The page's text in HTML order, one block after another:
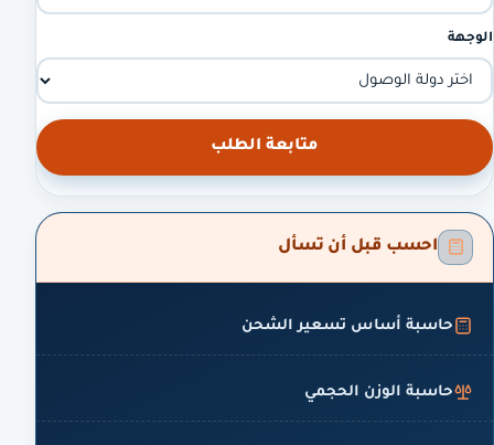
الوجهة
متابعة الطلب
احسب قبل أن تسأل
حاسبة أساس تسعير الشحن
حاسبة الوزن الحجمي